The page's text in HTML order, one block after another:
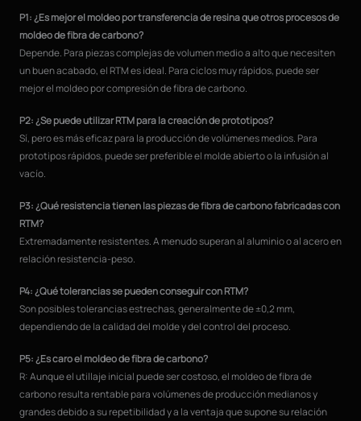
P1: ¿Es mejor el moldeo por transferencia de resina que otros procesos de
moldeo de fibra de carbono?
Depende. Para piezas complejas de volumen medio a alto que necesiten
un buen acabado, el RTM es ideal. Para ciclos muy rápidos, puede ser
mejor el moldeo por compresión de fibra de carbono.
P2: ¿Se puede utilizar RTM para la creación de prototipos?
Sí, pero es más eficaz para la producción de volúmenes medios. Para
prototipos rápidos, puede ser preferible el molde abierto o la infusión al
vacío.
P3: ¿Qué resistencia tienen las piezas de fibra de carbono fabricadas con
RTM?
Extremadamente resistentes. A menudo superan al aluminio o al acero en
relación resistencia-peso.
P4: ¿Qué tolerancias se pueden conseguir con RTM?
Son posibles tolerancias estrechas, generalmente de ±0,2 mm,
dependiendo de la calidad del molde y del control del proceso.
P5: ¿Es caro el moldeo de fibra de carbono?
R: Aunque el utillaje inicial puede ser costoso, el moldeo de fibra de
carbono resulta rentable para volúmenes de producción medianos y
grandes debido a su repetibilidad y a la ventaja que supone su relación